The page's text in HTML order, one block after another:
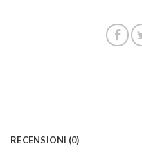
RECENSIONI (0)